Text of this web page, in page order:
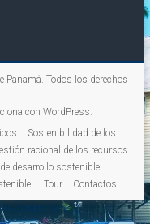
Panamá. Todos los derechos
conWordPress.
Sostenibilidad de los
racional de los recursos
desarrollo sostenible.
Tour Contactos
XYZScripts.com